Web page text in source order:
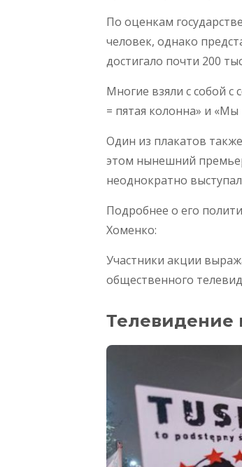
По оценкам
человек, однако
достигало почти 200
Многие взяли с собой с
= пятая колонна» и
Один из плакатов
этом нынешний
неоднократно
Подробнее о его
Хоменко:
Участники акции
общественного
Телевидение